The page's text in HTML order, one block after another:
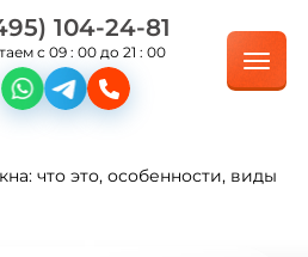
104-24-81
с 09 : 00 до 21 : 00
что это, особенности, виды